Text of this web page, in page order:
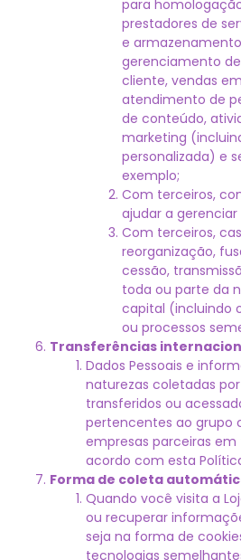
para
prestadores de
e
gerenciamento
cliente, vendas
atendimento de
de conteúdo,
marketing
personalizada) e
exemplo;
Com terceiros,
ajudar a gerenciar
Com terceiros,
reorganização,
cessão,
toda ou parte da
capital (incluindo
ou processos
Transferências
Dados Pessoais e
naturezas coletadas
transferidos ou
pertencentes ao grupo
empresas parceiras
acordo com esta
Forma de coleta
Quando você visita a
ou recuperar
seja na forma de
tecnologias